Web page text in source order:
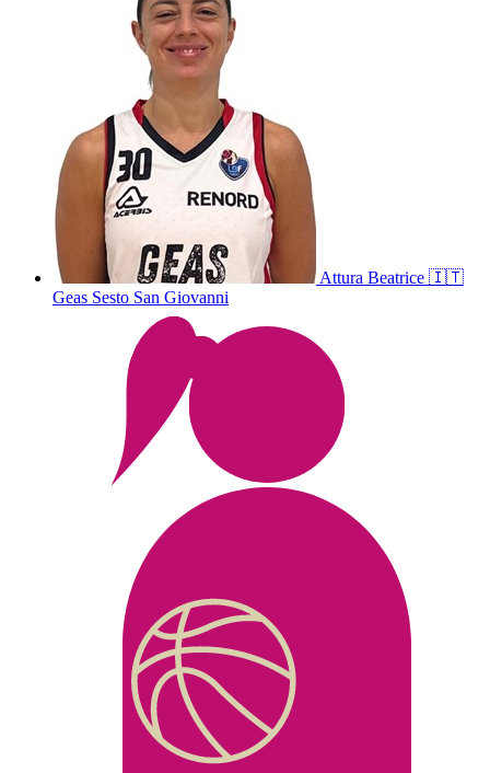
Attura Beatrice 🇮🇹
Geas Sesto San Giovanni